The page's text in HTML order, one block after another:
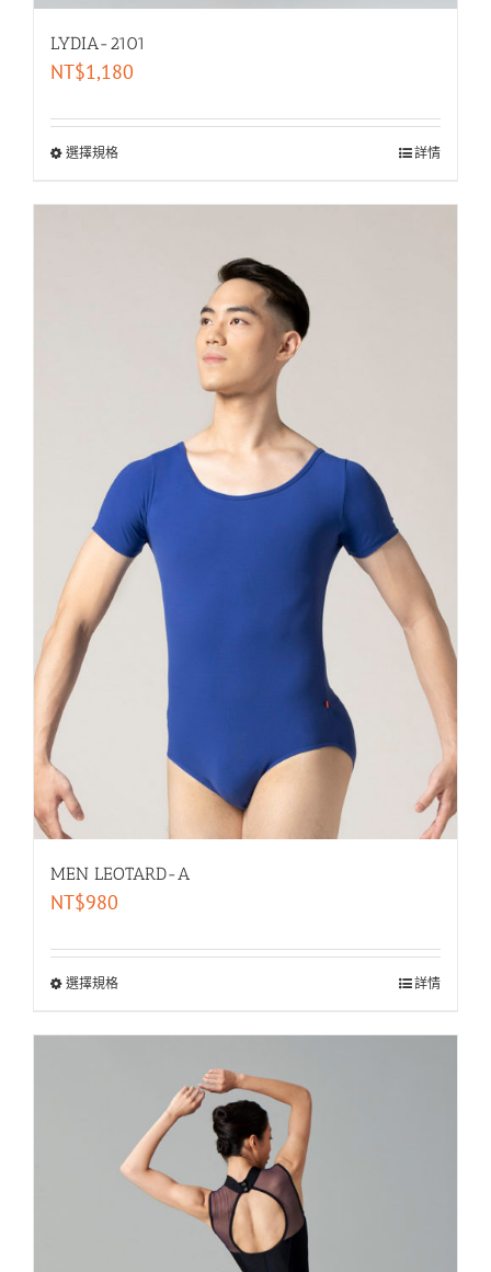
LYDIA-2101
NT$1,180
選擇規格 詳情
MEN LEOTARD-A
NT$980
選擇規格 詳情